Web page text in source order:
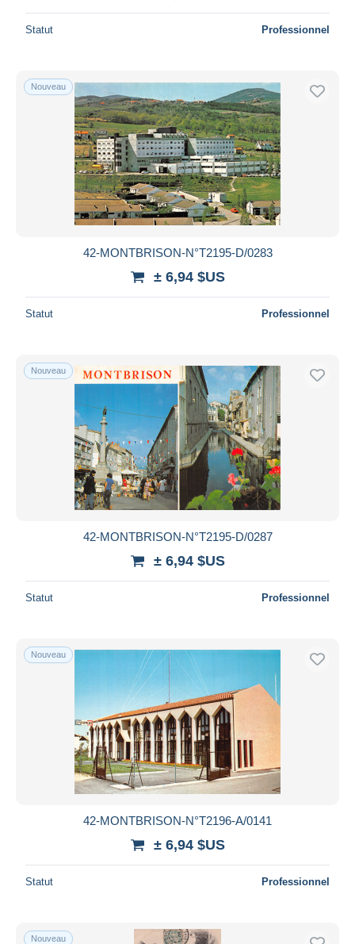
Statut Professionnel
Nouveau
42-MONTBRISON-N°T2195-D/0283
± 6,94 $US
Statut Professionnel
Nouveau
42-MONTBRISON-N°T2195-D/0287
± 6,94 $US
Statut Professionnel
Nouveau
42-MONTBRISON-N°T2196-A/0141
± 6,94 $US
Statut Professionnel
Nouveau